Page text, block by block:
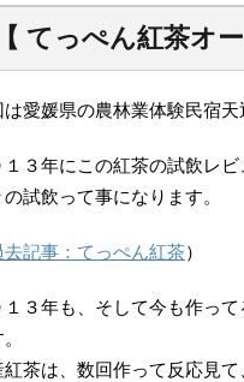
【 てっぺん紅茶オ
は愛媛県の農林業体験民宿
１３年にこの紅茶の試飲レビ
の試飲って事になります。
去記事：てっぺん紅茶）
１３年も、そして今も作っ
紅茶は、数回作って反応見